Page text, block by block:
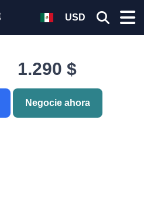
USD
1.290 $
Negocie ahora